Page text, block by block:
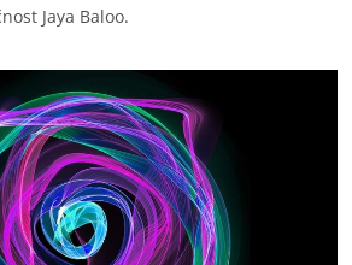
Jaya Baloo.